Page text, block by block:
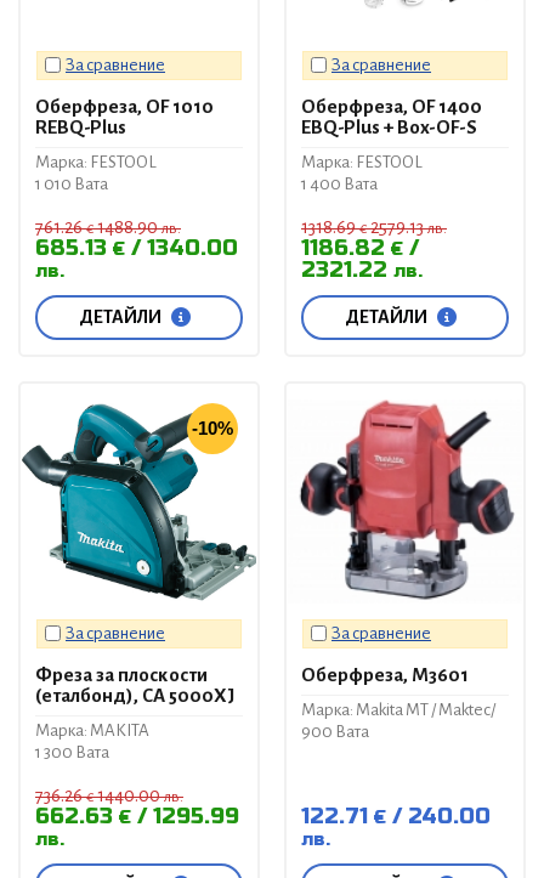
За сравнение
Оберфреза, OF 1010
REBQ-Plus
Марка: FESTOOL
1 010 Вата
761.26€1488.90лв.
685.13 € 1340.00
лв.
ДЕТАЙЛИ
За сравнение
Оберфреза, OF 1400
EBQ-Plus + Box-OF-S
Марка: FESTOOL
1 400 Вата
1318.69€2579.13лв.
1186.82 €
2321.22 лв.
ДЕТАЙЛИ
-10%
За сравнение
Фреза за плоскости
(еталбонд), CA 5000XJ
Марка: MAKITA
1 300 Вата
736.26€1440.00лв.
662.63 € 1295.99
лв.
За сравнение
Оберфреза, M3601
Марка: Makita MT / Maktec/
900 Вата
122.71 € 240.00
лв.